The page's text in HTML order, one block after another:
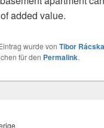
added value.
wurde von Tibor
für den Permalink.